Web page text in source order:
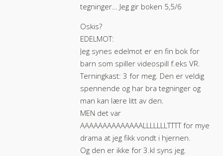
tegninger… Jeg gir boken 5,5/6
Oskis?
EDELMOT:
Jeg synes edelmot er en fin bok for
barn som spiller videospill f.eks VR.
Terningkast: 3 for meg. Den er veldig
spennende og har bra tegninger og
man kan lære litt av den.
MEN det var
AAAAAAAAAAAAAALLLLLLLTTTT for mye
drama at jeg fikk vondt i hjernen.
Og den er ikke for 3.kl syns jeg.